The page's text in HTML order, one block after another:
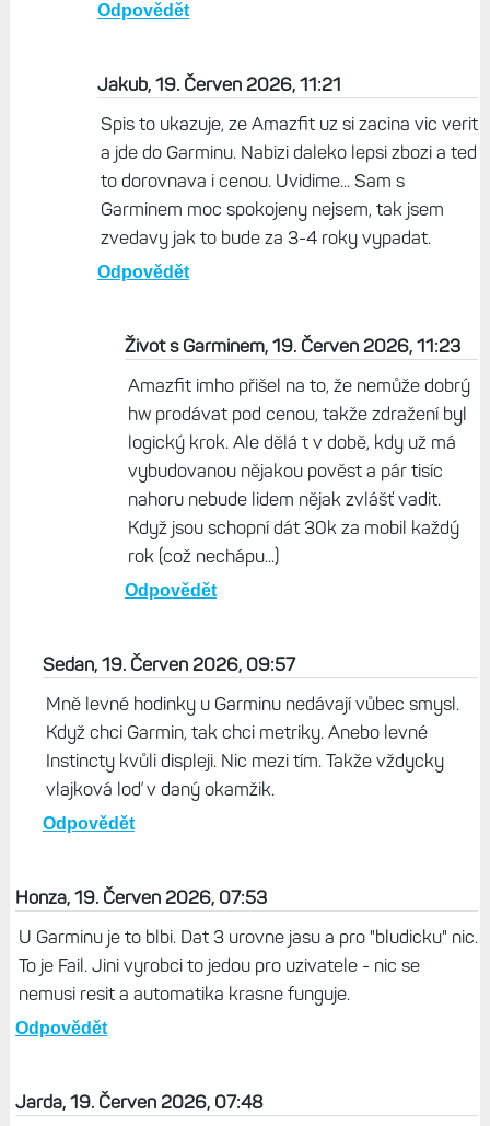
Odpovědět
Jakub, 19. Červen 2026, 11:21
Spis to ukazuje, ze Amazfit uz si zacina vic verit
a jde do Garminu. Nabizi daleko lepsi zbozi a ted
to dorovnava i cenou. Uvidime... Sam s
Garminem moc spokojeny nejsem, tak jsem
zvedavy jak to bude za 3-4 roky vypadat.
Odpovědět
Život s Garminem, 19. Červen 2026, 11:23
Amazfit imho přišel na to, že nemůže dobrý
hw prodávat pod cenou, takže zdražení byl
logický krok. Ale dělá t v době, kdy už má
vybudovanou nějakou pověst a pár tisíc
nahoru nebude lidem nějak zvlášť vadit.
Když jsou schopní dát 30k za mobil každý
rok (což nechápu...)
Odpovědět
Sedan, 19. Červen 2026, 09:57
Mně levné hodinky u Garminu nedávají vůbec smysl.
Když chci Garmin, tak chci metriky. Anebo levné
Instincty kvůli displeji. Nic mezi tím. Takže vždycky
vlajková loď v daný okamžik.
Odpovědět
Honza, 19. Červen 2026, 07:53
U Garminu je to blbi. Dat 3 urovne jasu a pro "bludicku" nic.
To je Fail. Jini vyrobci to jedou pro uzivatele - nic se
nemusi resit a automatika krasne funguje.
Odpovědět
Jarda, 19. Červen 2026, 07:48